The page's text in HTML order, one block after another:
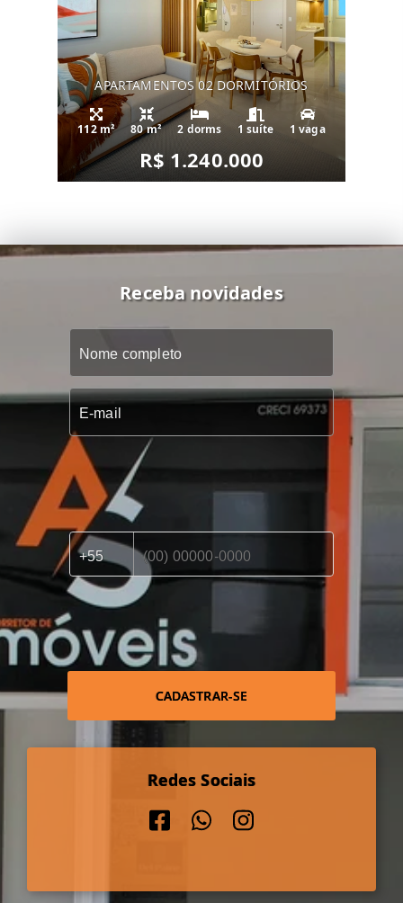
APARTAMENTOS 02 DORMITÓRIOS
112 m² 80 m² 2 dorms 1 suíte 1 vaga
R$ 1.240.000
Receba novidades
CADASTRAR-SE
Redes Sociais